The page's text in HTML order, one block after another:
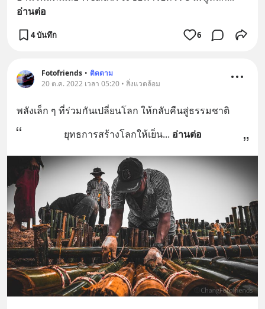
อ่านต่อ
4 บันทึก 6
Fotofriends • ติดตาม
20 ต.ค. 2022 เวลา 05:20 • สิ่งแวดล้อม
พลังเล็ก ๆ ที่ร่วมกันเปลี่ยนโลก ให้กลับคืนสู่ธรรมชาติ
ยุทธการสร้างโลกให้เย็น... อ่านต่อ